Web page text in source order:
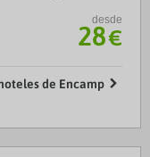
de ...
desde
28€
de Encamp